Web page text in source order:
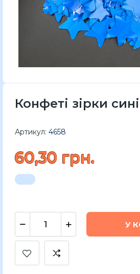
Конфеті зірки
Артикул: 4658
60,30 грн.
У